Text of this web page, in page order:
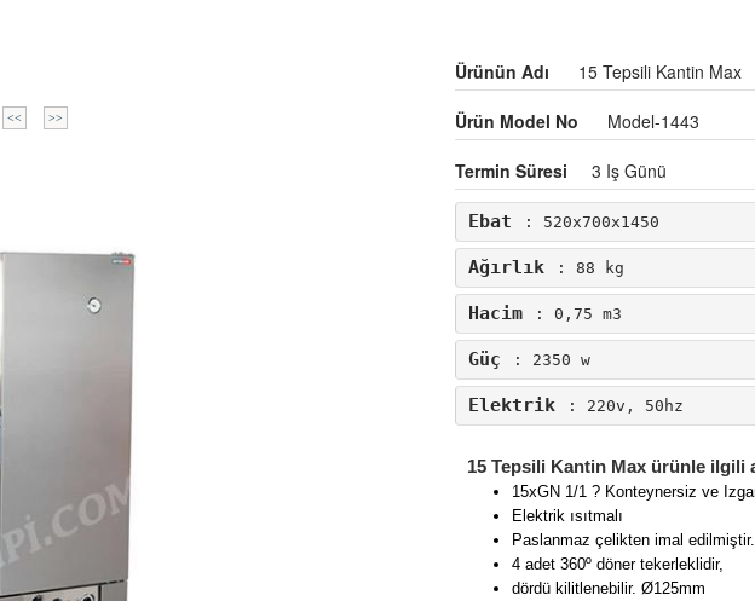
<< >>
Ürünün Adı 15 Tepsili Kantin Max
Ürün Model No Model-1443
Termin Süresi 3 Iş Günü
Ebat : 520x700x1450
Ağırlık : 88 kg
Hacim : 0,75 m3
Güç : 2350 w
Elektrik : 220v, 50hz
15 Tepsili Kantin Max ürünle ilgili
15xGN 1/1 ? Konteynersiz ve
Elektrik ısıtmalı
Paslanmaz çelikten imal edilmiştir.
4 adet 360º döner tekerleklidir,
dördü kilitlenebilir. Ø125mm